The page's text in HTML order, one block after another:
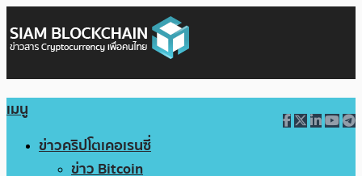
เมนู
ข่าวคริปโตเคอเรนซี่
ข่าว Bitcoin